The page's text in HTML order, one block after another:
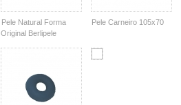
Pele Natural Forma
Original Berlipele
Pele Carneiro 105x70